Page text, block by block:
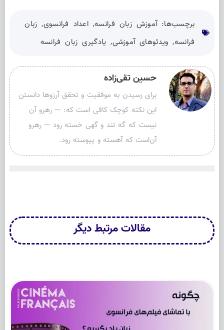
برچسب‌ها: آموزش زبان فرانسه, اعداد فرانسوی, زبان
فرانسه, ویدئوهای آموزشی, یادگیری زبان فرانسه
حسین تقی‌زاده
برای رسیدن به موفقیت و تحقق آرزوها دانستن
این نکته کوچک کافی است که: --- رهرو آن
نیست که گه تند و گهی خسته رود --- رهرو
آن‌است که آهسته و پیوسته رود.
مقالاتمرتبطدیگر